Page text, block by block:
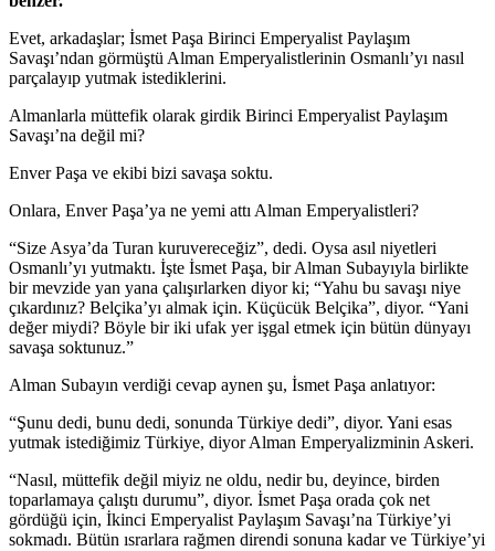
Evet, arkadaşlar; İsmet Paşa Birinci Emperyalist Paylaşım
Savaşı’ndan görmüştü Alman Emperyalistlerinin Osmanlı’yı nasıl
parçalayıp yutmak istediklerini.
Almanlarla müttefik olarak girdik Birinci Emperyalist Paylaşım
Savaşı’na değil mi?
Enver Paşa ve ekibi bizi savaşa soktu.
Onlara, Enver Paşa’ya ne yemi attı Alman Emperyalistleri?
“Size Asya’da Turan kuruvereceğiz”, dedi. Oysa asıl niyetleri
Osmanlı’yı yutmaktı. İşte İsmet Paşa, bir Alman Subayıyla birlikte
bir mevzide yan yana çalışırlarken diyor ki; “Yahu bu savaşı niye
çıkardınız? Belçika’yı almak için. Küçücük Belçika”, diyor. “Yani
değer miydi? Böyle bir iki ufak yer işgal etmek için bütün dünyayı
savaşa soktunuz.”
Alman Subayın verdiği cevap aynen şu, İsmet Paşa anlatıyor:
“Şunu dedi, bunu dedi, sonunda Türkiye dedi”, diyor. Yani esas
yutmak istediğimiz Türkiye, diyor Alman Emperyalizminin Askeri.
“Nasıl, müttefik değil miyiz ne oldu, nedir bu, deyince, birden
toparlamaya çalıştı durumu”, diyor. İsmet Paşa orada çok net
gördüğü için, İkinci Emperyalist Paylaşım Savaşı’na Türkiye’yi
sokmadı. Bütün ısrarlara rağmen direndi sonuna kadar ve Türkiye’yi